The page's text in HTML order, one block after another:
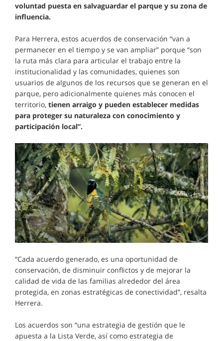
voluntad puesta en salvaguardar el parque y su zona de
influencia.
Para Herrera, estos acuerdos de conservación “van a
permanecer en el tiempo y se van ampliar” porque “son
la ruta más clara para articular el trabajo entre la
institucionalidad y las comunidades, quienes son
usuarios de algunos de los recursos que se generan en el
parque, pero adicionalmente quienes más conocen el
territorio, tienen arraigo y pueden establecer medidas
para proteger su naturaleza con conocimiento y
participación local”.
“Cada acuerdo generado, es una oportunidad de
conservación, de disminuir conflictos y de mejorar la
calidad de vida de las familias alrededor del área
protegida, en zonas estratégicas de conectividad”, resalta
Herrera.
Los acuerdos son “una estrategia de gestión que le
apuesta a la Lista Verde, así como estrategia de